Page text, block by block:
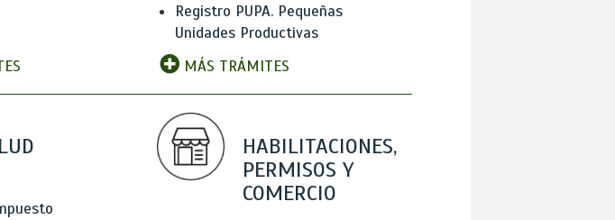
Registro PUPA. Pequeñas
Unidades Productivas
MÁS TRÁMITES
HABILITACIONES,
PERMISOS Y
COMERCIO